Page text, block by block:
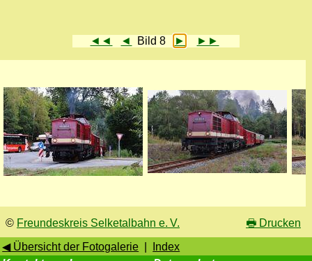
◄◄ ◄ Bild 8 ► ►►
© Freundeskreis Selketalbahn e. V. 🖶 Drucken
◀ Übersicht der Fotogalerie
Index